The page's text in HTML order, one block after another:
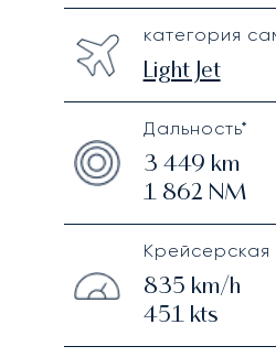
категория
Light Jet
Дальность*
3 449 km
1 862 NM
Крейсерская
835 km/h
451kts